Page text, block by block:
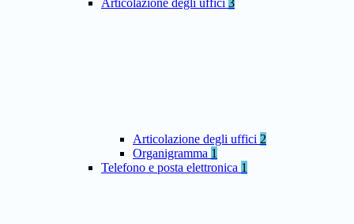
Articolazione degli uffici 3
Articolazione degli uffici 2
Organigramma 1
Telefono e posta elettronica 1